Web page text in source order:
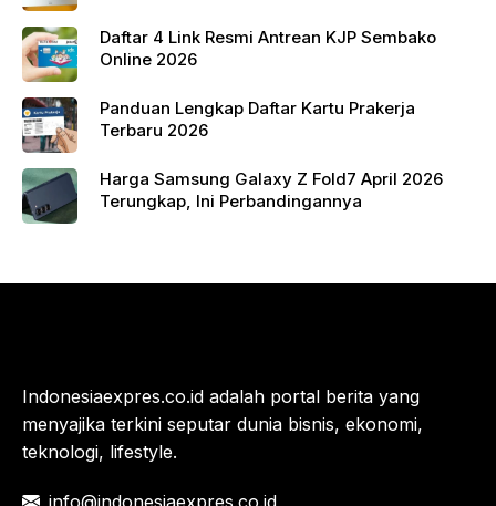
Daftar 4 Link Resmi Antrean KJP Sembako
Online 2026
Panduan Lengkap Daftar Kartu Prakerja
Terbaru 2026
Harga Samsung Galaxy Z Fold7 April 2026
Terungkap, Ini Perbandingannya
Indonesiaexpres.co.id adalah portal berita yang
menyajika terkini seputar dunia bisnis, ekonomi,
teknologi, lifestyle.
info@indonesiaexpres.co.id